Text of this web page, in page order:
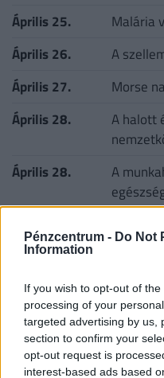
Pénzcentrum - Do Not
Information
If you wish to opt-out of
processing of your
targeted advertising by us,
section to confirm your
opt-out request is
interest-based ads based
Április 25.
Malária
Április 26.
A
Április 27.
Morse
Április 28.
A halott
Április 28.
A
Április 29.
Április 29.
A tánc
Április 30.
A
Április 30.
Jazz